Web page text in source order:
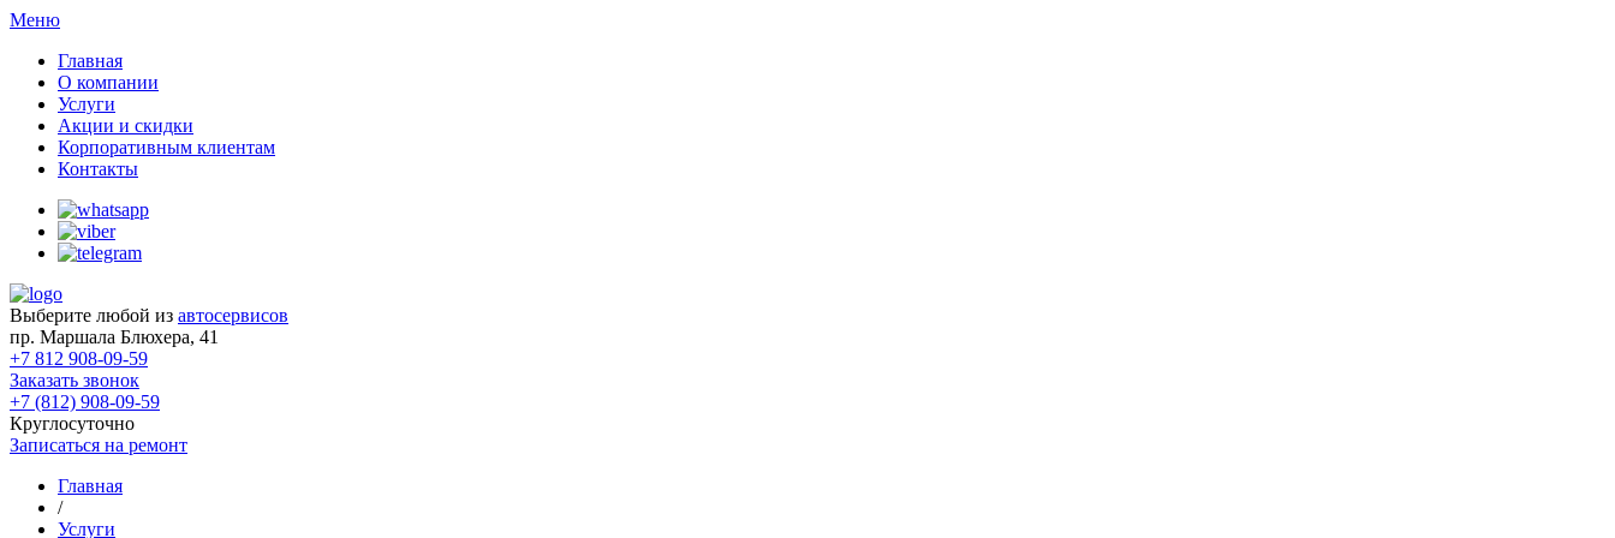
Меню
Главная
О компании
Услуги
Акции и скидки
Корпоративным клиентам
Контакты
Выберите любой из автосервисов
пр. Маршала Блюхера, 41
+7 812 908-09-59
Заказать звонок
+7 (812) 908-09-59
Круглосуточно
Записаться на ремонт
Главная
/
Услуги